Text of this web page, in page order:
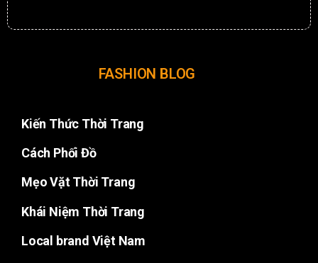
FASHION BLOG
Kiến Thức Thời Trang
Cách Phối Đồ
Mẹo Vặt Thời Trang
Khái Niệm Thời Trang
Local brand Việt Nam